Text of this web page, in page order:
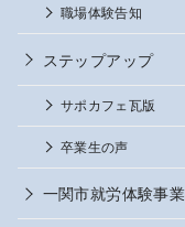
職場体験告知
ステップアップ
サポカフェ瓦版
卒業生の声
一関市就労体験事業